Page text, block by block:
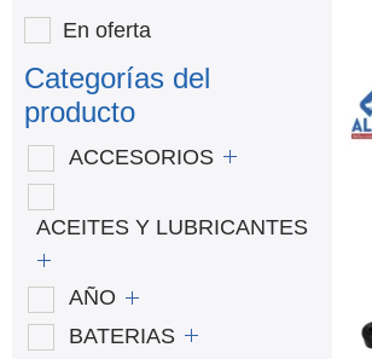
En oferta
Categorías del
producto
ACCESORIOS
ACEITES Y LUBRICANTES
AÑO
BATERIAS